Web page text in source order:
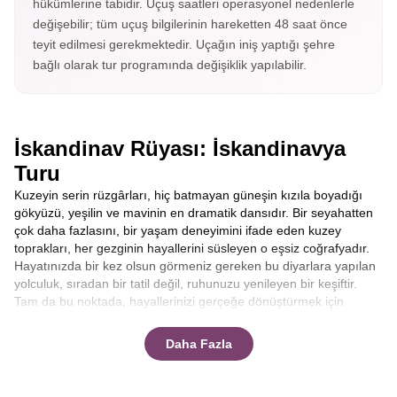
hükümlerine tabidir. Uçuş saatleri operasyonel nedenlerle
değişebilir; tüm uçuş bilgilerinin hareketten 48 saat önce
teyit edilmesi gerekmektedir. Uçağın iniş yaptığı şehre
bağlı olarak tur programında değişiklik yapılabilir.
İskandinav Rüyası: İskandinavya
Turu
Kuzeyin serin rüzgârları, hiç batmayan güneşin kızıla boyadığı
gökyüzü, yeşilin ve mavinin en dramatik dansıdır. Bir seyahatten
çok daha fazlasını, bir yaşam deneyimini ifade eden kuzey
toprakları, her gezginin hayallerini süsleyen o eşsiz coğrafyadır.
Hayatınızda bir kez olsun görmeniz gereken bu diyarlara yapılan
yolculuk, sıradan bir tatil değil, ruhunuzu yenileyen bir keşiftir.
Tam da bu noktada, hayallerinizi gerçeğe dönüştürmek için
katılımcılarına sunduğu ekstra turlar dahil konsepti ve konforlu
seyahat anlayışıyla firmamız, sizi bu masalsı coğrafyayı
Daha Fazla